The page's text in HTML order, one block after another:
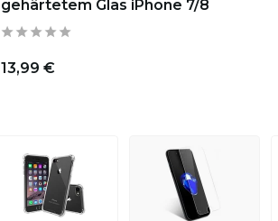
gehärtetem Glas iPhone 7/8
13,99 €